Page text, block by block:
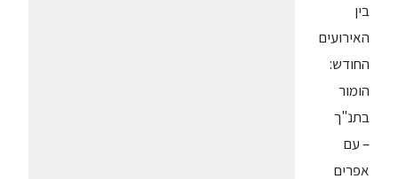
בין
האירועים
החודש:
הומור
בתנ"ך
– עם
אפרים